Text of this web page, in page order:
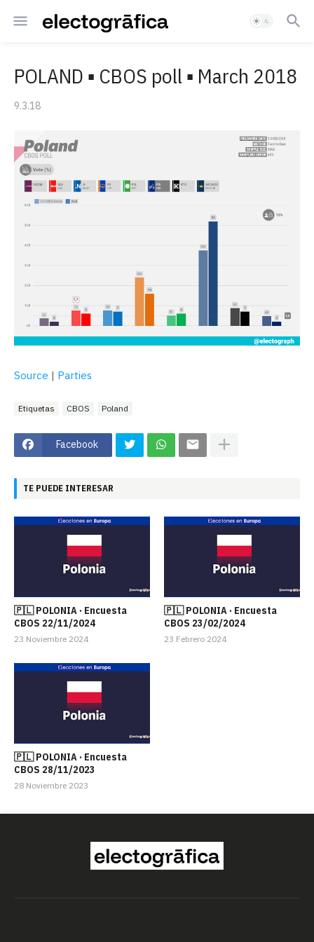
POLAND ▪ CBOS poll ▪ March 2018
9.3.18
Source | Parties
Etiquetas CBOS Poland
Facebook
TE PUEDE INTERESAR
🇵🇱 POLONIA · Encuesta
CBOS 22/11/2024
23 Noviembre 2024
🇵🇱 POLONIA · Encuesta
CBOS 23/02/2024
23 Febrero 2024
🇵🇱 POLONIA · Encuesta
CBOS 28/11/2023
28 Noviembre 2023